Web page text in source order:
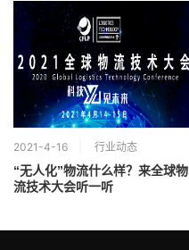
2021-4-16 行业动态
“无人化”物流什么样？来全球物
流技术大会听一听